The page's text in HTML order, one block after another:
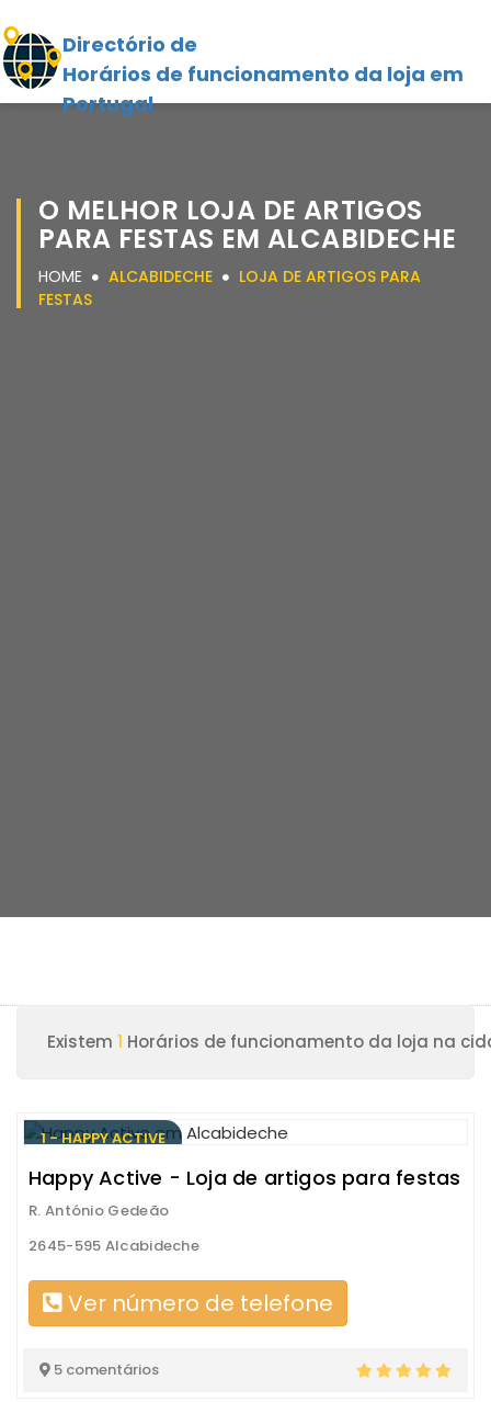
Directório de
Horários de funcionamento da loja em
Portugal
O MELHOR LOJA DE ARTIGOS
PARA FESTAS EM ALCABIDECHE
HOME ALCABIDECHE
LOJA DE ARTIGOS PARA
FESTAS
Existem 1 Horários de funcionamento da loja na
1 - HAPPY ACTIVE
Happy Active - Loja de artigos para festas
R. António Gedeão
2645-595 Alcabideche
Ver número de telefone
5 comentários